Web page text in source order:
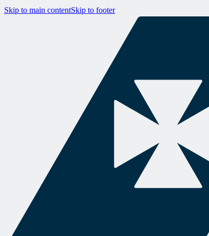
Skip to main contentSkip to footer